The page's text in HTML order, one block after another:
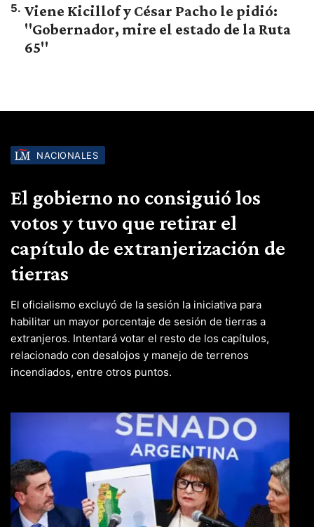
5. Viene Kicillof y César Pacho le pidió:
"Gobernador, mire el estado de la Ruta
65"
NACIONALES
El gobierno no consiguió los
votos y tuvo que retirar el
capítulo de extranjerización de
tierras
El oficialismo excluyó de la sesión la iniciativa para
habilitar un mayor porcentaje de sesión de tierras a
extranjeros. Intentará votar el resto de los capítulos,
relacionado con desalojos y manejo de terrenos
incendiados, entre otros puntos.